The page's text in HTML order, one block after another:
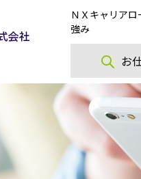
ＮＸキャリアロ
強み
お